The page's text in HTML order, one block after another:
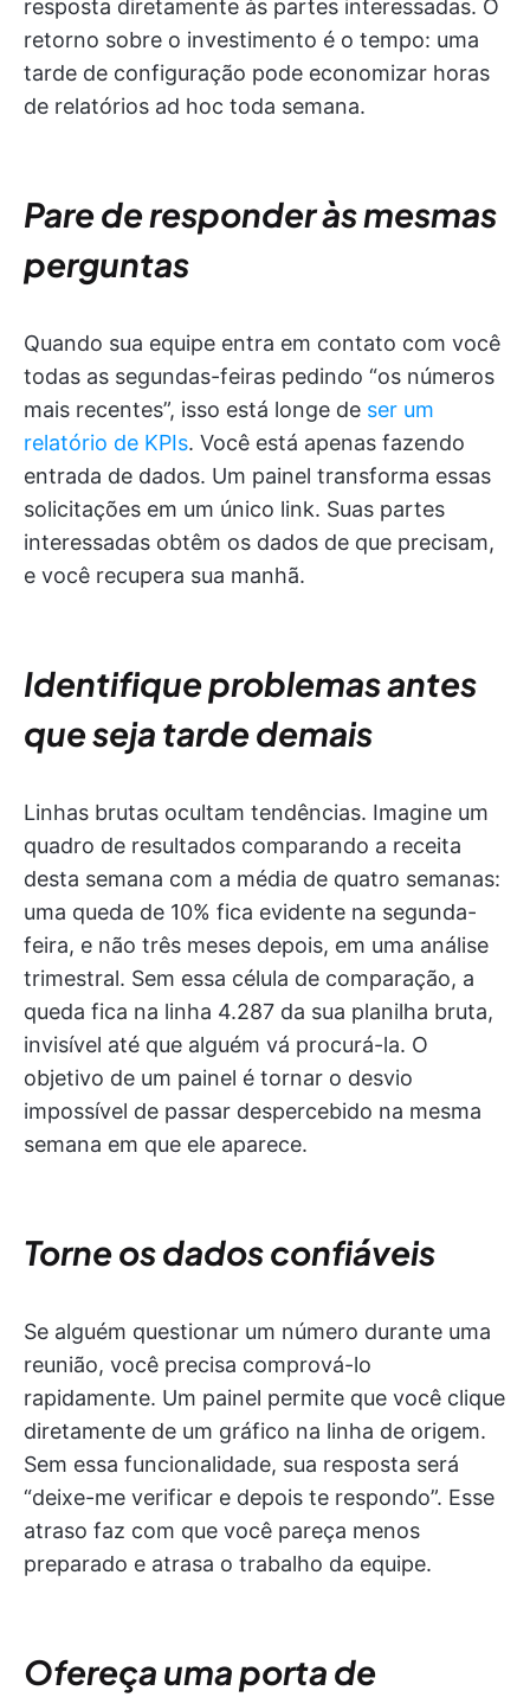
resposta diretamente às partes interessadas. O
retorno sobre o investimento é o tempo: uma
tarde de configuração pode economizar horas
de relatórios ad hoc toda semana.
Pare de responder às mesmas
perguntas
Quando sua equipe entra em contato com você
todas as segundas-feiras pedindo “os números
mais recentes”, isso está longe de ser um
relatório de KPIs. Você está apenas fazendo
entrada de dados. Um painel transforma essas
solicitações em um único link. Suas partes
interessadas obtêm os dados de que precisam,
e você recupera sua manhã.
Identifique problemas antes
que seja tarde demais
Linhas brutas ocultam tendências. Imagine um
quadro de resultados comparando a receita
desta semana com a média de quatro semanas:
uma queda de 10% fica evidente na segunda-
feira, e não três meses depois, em uma análise
trimestral. Sem essa célula de comparação, a
queda fica na linha 4.287 da sua planilha bruta,
invisível até que alguém vá procurá-la. O
objetivo de um painel é tornar o desvio
impossível de passar despercebido na mesma
semana em que ele aparece.
Torne os dados confiáveis
Se alguém questionar um número durante uma
reunião, você precisa comprová-lo
rapidamente. Um painel permite que você clique
diretamente de um gráfico na linha de origem.
Sem essa funcionalidade, sua resposta será
“deixe-me verificar e depois te respondo”. Esse
atraso faz com que você pareça menos
preparado e atrasa o trabalho da equipe.
Ofereça uma porta de